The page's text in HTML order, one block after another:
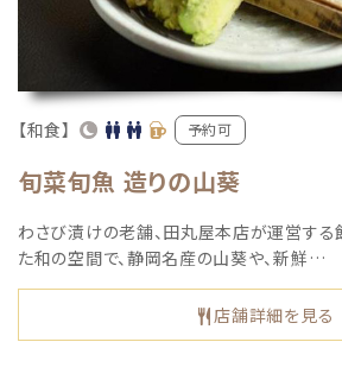
【和食】 予約可
旬菜旬魚 造りの山葵
わさび漬けの老舗、田丸屋本店が運営する
た和の空間で、静岡名産の山葵や、新鮮…
店舗詳細を見る